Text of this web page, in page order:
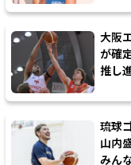
大阪
が確
推し
琉球
山内
みん